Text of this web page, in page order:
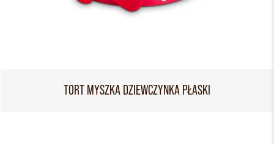
TORT MYSZKA DZIEWCZYNKA PŁASKI